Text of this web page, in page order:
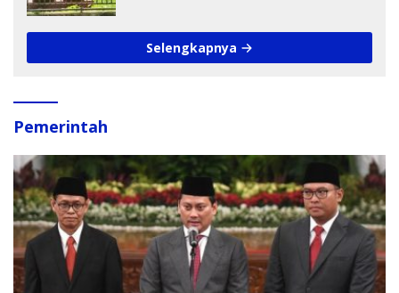
Selengkapnya
Pemerintah